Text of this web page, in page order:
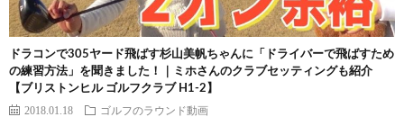
ドラコンで305ヤード飛ばす杉山美帆ちゃんに「ドライバーで飛ばすため
の練習方法」を聞きました！｜ミホさんのクラブセッティングも紹介
【ブリストンヒル ゴルフクラブ H1-2】
2018.01.18 ゴルフのラウンド動画